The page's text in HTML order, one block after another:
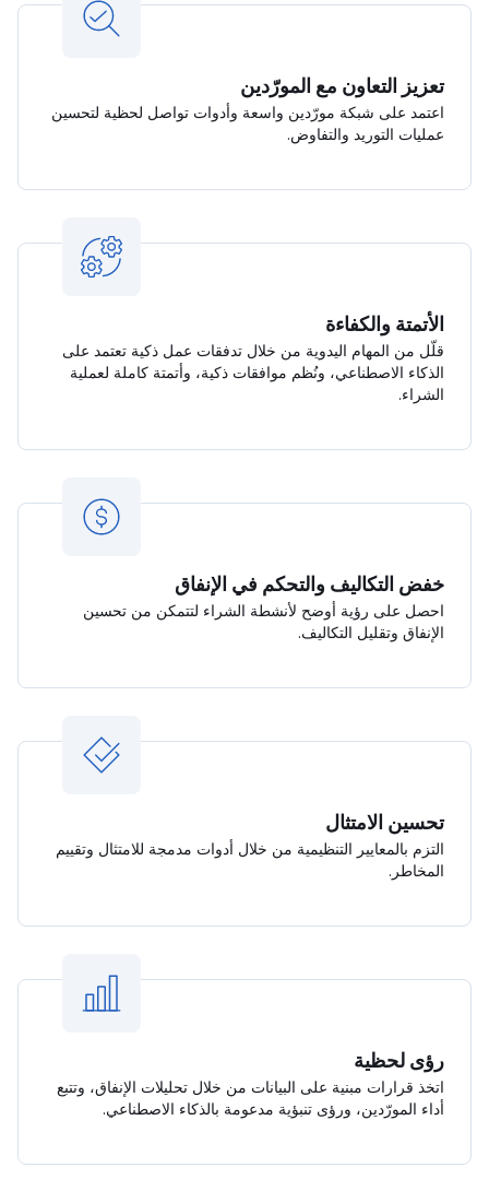
تعزيز التعاون مع المورّدين
اعتمد على شبكة مورّدين واسعة وأدوات تواصل لحظية لتحسين
عمليات التوريد والتفاوض.
الأتمتة والكفاءة
قلّل من المهام اليدوية من خلال تدفقات عمل ذكية تعتمد على
الذكاء الاصطناعي، ونُظم موافقات ذكية، وأتمتة كاملة لعملية
الشراء.
خفض التكاليف والتحكم في الإنفاق
احصل على رؤية أوضح لأنشطة الشراء لتتمكن من تحسين
الإنفاق وتقليل التكاليف.
تحسين الامتثال
التزم بالمعايير التنظيمية من خلال أدوات مدمجة للامتثال وتقييم
المخاطر.
رؤى لحظية
اتخذ قرارات مبنية على البيانات من خلال تحليلات الإنفاق، وتتبع
أداء المورّدين، ورؤى تنبؤية مدعومة بالذكاء الاصطناعي.